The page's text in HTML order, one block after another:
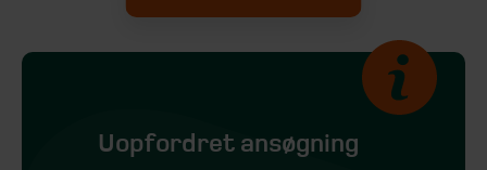
Uopfordret ansøgning